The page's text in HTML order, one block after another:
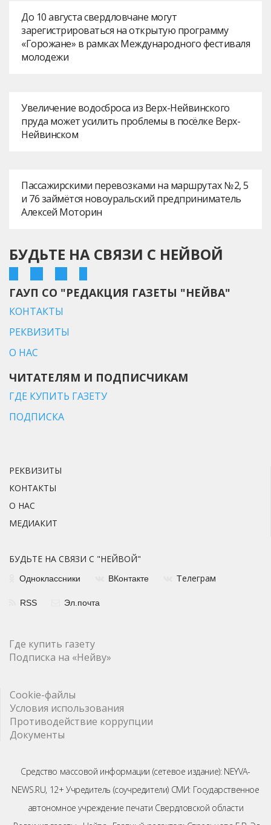
До 10 августа свердловчане могут
зарегистрироваться на открытую программу
«Горожане» в рамках Международного фестиваля
молодежи
Увеличение водосброса из Верх-Нейвинского
пруда может усилить проблемы в посёлке Верх-
Нейвинском
Пассажирскими перевозками на маршрутах № 2, 5
и 76 займётся новоуральский предприниматель
Алексей Моторин
БУДЬТЕ НА СВЯЗИ С НЕЙВОЙ
ГАУП СО "РЕДАКЦИЯ ГАЗЕТЫ "НЕЙВА"
КОНТАКТЫ
РЕКВИЗИТЫ
О НАС
ЧИТАТЕЛЯМ И ПОДПИСЧИКАМ
ГДЕ КУПИТЬ ГАЗЕТУ
ПОДПИСКА
РЕКВИЗИТЫ
КОНТАКТЫ
О НАС
МЕДИАКИТ
БУДЬТЕ НА СВЯЗИ С "НЕЙВОЙ"
Одноклассники ВКонтакте Телеграм
RSS Эл.почта
Где купить газету
Подписка на «Нейву»
Cookie-файлы
Условия использования
Противодействие коррупции
Документы
Средство массовой информации (сетевое издание): NEYVA-
NEWS.RU, 12+ Учредитель (соучредители) СМИ: Государственное
автономное учреждение печати Свердловской области